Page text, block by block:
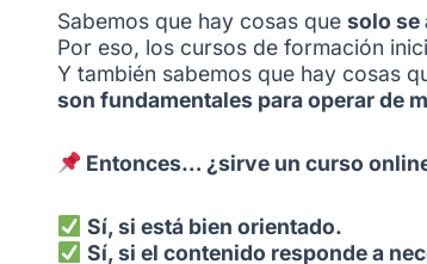
Sabemos que hay cosas que solo se
Por eso, los cursos de formación
Y también sabemos que hay cosas
son fundamentales para operar de
Entonces… ¿sirve un curso
Sí, si está bien orientado.
Sí, si el contenido responde a